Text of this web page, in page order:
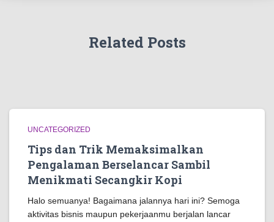
Related Posts
UNCATEGORIZED
Tips dan Trik Memaksimalkan
Pengalaman Berselancar Sambil
Menikmati Secangkir Kopi
Halo semuanya! Bagaimana jalannya hari ini? Semoga
aktivitas bisnis maupun pekerjaanmu berjalan lancar